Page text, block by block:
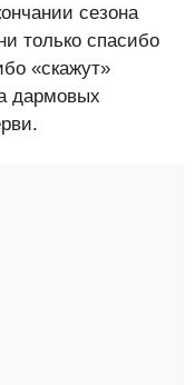
сезона
только спасибо
«скажут»
дармовых